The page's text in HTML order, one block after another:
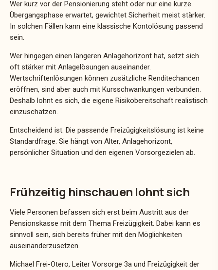
Wer kurz vor der Pensionierung steht oder nur eine kurze
Übergangsphase erwartet, gewichtet Sicherheit meist stärker.
In solchen Fällen kann eine klassische Kontolösung passend
sein.
Wer hingegen einen längeren Anlagehorizont hat, setzt sich
oft stärker mit Anlagelösungen auseinander.
Wertschriftenlösungen können zusätzliche Renditechancen
eröffnen, sind aber auch mit Kursschwankungen verbunden.
Deshalb lohnt es sich, die eigene Risikobereitschaft realistisch
einzuschätzen.
Entscheidend ist: Die passende Freizügigkeitslösung ist keine
Standardfrage. Sie hängt von Alter, Anlagehorizont,
persönlicher Situation und den eigenen Vorsorgezielen ab.
Frühzeitig hinschauen lohnt sich
Viele Personen befassen sich erst beim Austritt aus der
Pensionskasse mit dem Thema Freizügigkeit. Dabei kann es
sinnvoll sein, sich bereits früher mit den Möglichkeiten
auseinanderzusetzen.
Michael Frei-Otero, Leiter Vorsorge 3a und Freizügigkeit der